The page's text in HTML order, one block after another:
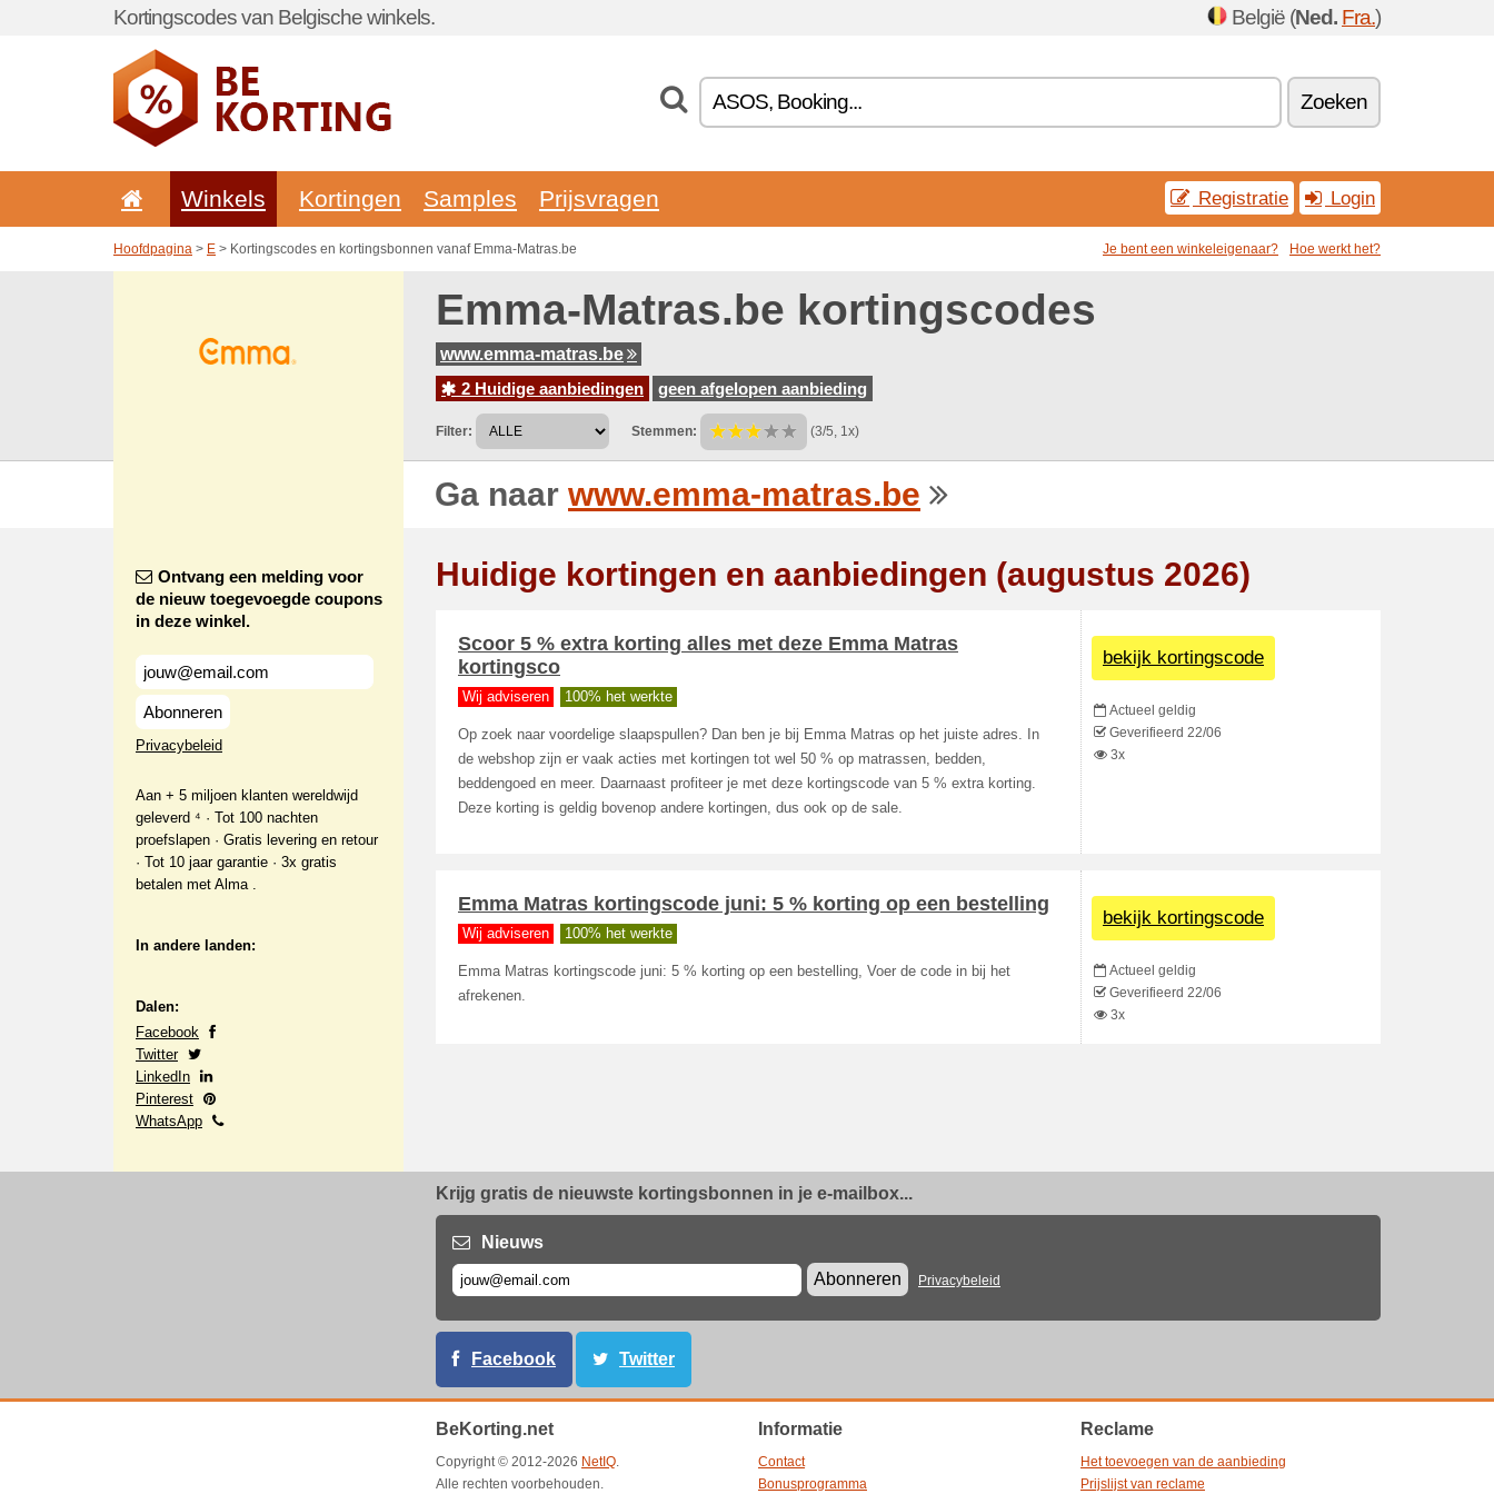
Kortingscodes van Belgische winkels. België (Ned. Fra.)
Zoeken
Winkels Kortingen Samples Prijsvragen Registratie Login
Hoofdpagina > E > Kortingscodes en kortingsbonnen vanaf Emma-Matras.be Je bent een winkeleigenaar? Hoe werkt het?
Emma-Matras.be kortingscodes
www.emma-matras.be
2 Huidige aanbiedingen
geen afgelopen aanbieding
Filter: Stemmen: (3/5, 1x)
Ga naar www.emma-matras.be
Ontvang een melding voor
de nieuw toegevoegde coupons
in deze winkel.
Abonneren
Privacybeleid
Aan + 5 miljoen klanten wereldwijd
geleverd ⁴ · Tot 100 nachten
proefslapen · Gratis levering en retour
· Tot 10 jaar garantie · 3x gratis
betalen met Alma .
In andere landen:
Dalen:
Facebook
Twitter
LinkedIn
Pinterest
WhatsApp
Huidige kortingen en aanbiedingen (augustus 2026)
Scoor 5 % extra korting alles met deze Emma Matras
kortingsco
Wij adviseren 100% het werkte
Op zoek naar voordelige slaapspullen? Dan ben je bij Emma Matras op het juiste adres. In
de webshop zijn er vaak acties met kortingen tot wel 50 % op matrassen, bedden,
beddengoed en meer. Daarnaast profiteer je met deze kortingscode van 5 % extra korting.
Deze korting is geldig bovenop andere kortingen, dus ook op de sale.
bekijk kortingscode
Actueel geldig
Geverifieerd 22/06
3x
Emma Matras kortingscode juni: 5 % korting op een bestelling
Wij adviseren 100% het werkte
Emma Matras kortingscode juni: 5 % korting op een bestelling, Voer de code in bij het
afrekenen.
bekijk kortingscode
Actueel geldig
Geverifieerd 22/06
3x
Krijg gratis de nieuwste kortingsbonnen in je e-mailbox...
Nieuws
Abonneren
Privacybeleid
Facebook Twitter
BeKorting.net
Copyright © 2012-2026 NetIQ.
Alle rechten voorbehouden.
Informatie
Contact
Bonusprogramma
Reclame
Het toevoegen van de aanbieding
Prijslijst van reclame